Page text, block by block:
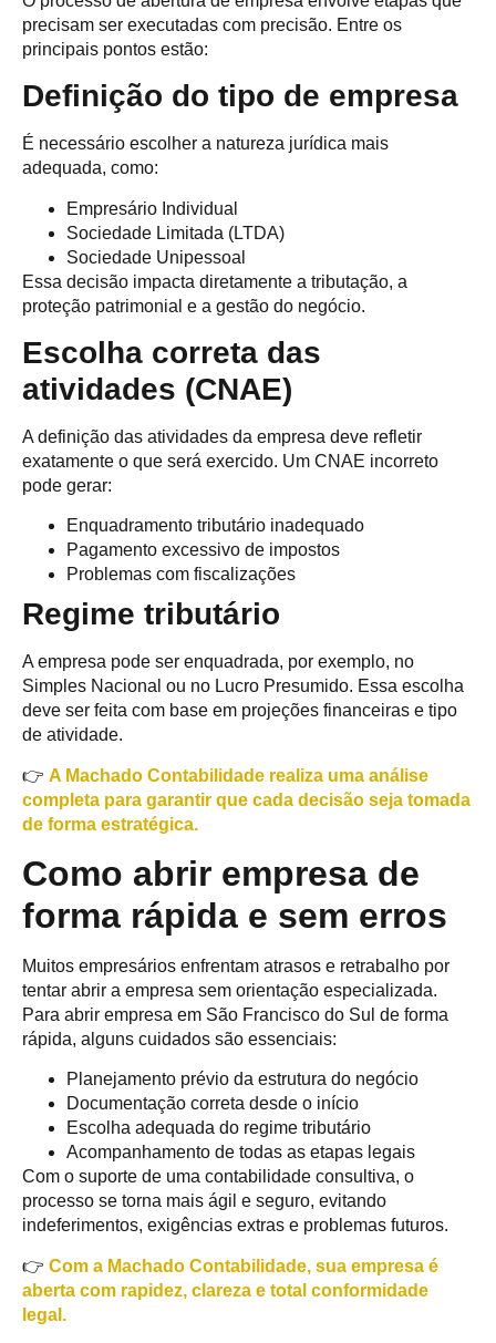
precisam ser executadas com precisão. Entre os
principais pontos estão:
Definição do tipo de empresa
É necessário escolher a natureza jurídica mais
adequada, como:
Empresário Individual
Sociedade Limitada (LTDA)
Sociedade Unipessoal
Essa decisão impacta diretamente a tributação, a
proteção patrimonial e a gestão do negócio.
Escolha correta das
atividades (CNAE)
A definição das atividades da empresa deve refletir
exatamente o que será exercido. Um CNAE incorreto
pode gerar:
Enquadramento tributário inadequado
Pagamento excessivo de impostos
Problemas com fiscalizações
Regime tributário
A empresa pode ser enquadrada, por exemplo, no
Simples Nacional ou no Lucro Presumido. Essa escolha
deve ser feita com base em projeções financeiras e tipo
de atividade.
👉 A Machado Contabilidade realiza uma análise
completa para garantir que cada decisão seja tomada
de forma estratégica.
Como abrir empresa de
forma rápida e sem erros
Muitos empresários enfrentam atrasos e retrabalho por
tentar abrir a empresa sem orientação especializada.
Para abrir empresa em São Francisco do Sul de forma
rápida, alguns cuidados são essenciais:
Planejamento prévio da estrutura do negócio
Documentação correta desde o início
Escolha adequada do regime tributário
Acompanhamento de todas as etapas legais
Com o suporte de uma contabilidade consultiva, o
processo se torna mais ágil e seguro, evitando
indeferimentos, exigências extras e problemas futuros.
👉 Com a Machado Contabilidade, sua empresa é
aberta com rapidez, clareza e total conformidade
legal.